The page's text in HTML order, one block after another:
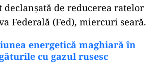
declanșată de reducerea ratelor
Federală (Fed), miercuri seară.
energetică maghiară în
cu gazul rusesc